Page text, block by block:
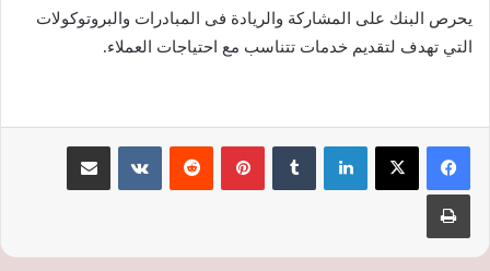
يحرص البنك على المشاركة والريادة فى المبادرات والبروتوكولات
التي تهدف لتقديم خدمات تتناسب مع احتياجات العملاء.
لينكدإن بينتيريست